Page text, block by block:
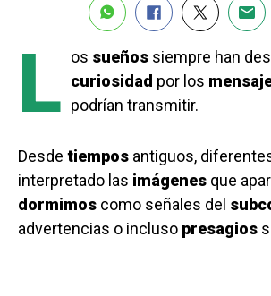
L os sueños siempre han
curiosidad por los
podrían transmitir.
Desde tiempos antiguos,
interpretado las imágenes que
dormimos como señales del
advertencias o incluso presagios